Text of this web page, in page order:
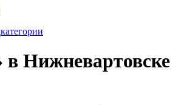
в Нижневартовске